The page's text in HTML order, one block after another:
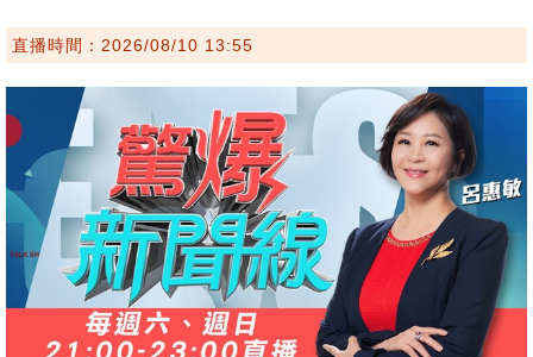
直播時間：2026/08/10 13:55